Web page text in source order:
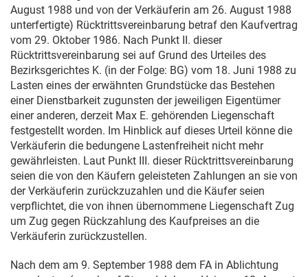
August 1988 und von der Verkäuferin am 26. August 1988
unterfertigte) Rücktrittsvereinbarung betraf den Kaufvertrag
vom 29. Oktober 1986. Nach Punkt II. dieser
Rücktrittsvereinbarung sei auf Grund des Urteiles des
Bezirksgerichtes K. (in der Folge: BG) vom 18. Juni 1988 zu
Lasten eines der erwähnten Grundstücke das Bestehen
einer Dienstbarkeit zugunsten der jeweiligen Eigentümer
einer anderen, derzeit Max E. gehörenden Liegenschaft
festgestellt worden. Im Hinblick auf dieses Urteil könne die
Verkäuferin die bedungene Lastenfreiheit nicht mehr
gewährleisten. Laut Punkt III. dieser Rücktrittsvereinbarung
seien die von den Käufern geleisteten Zahlungen an sie von
der Verkäuferin zurückzuzahlen und die Käufer seien
verpflichtet, die von ihnen übernommene Liegenschaft Zug
um Zug gegen Rückzahlung des Kaufpreises an die
Verkäuferin zurückzustellen.
Nach dem am 9. September 1988 dem FA in Ablichtung